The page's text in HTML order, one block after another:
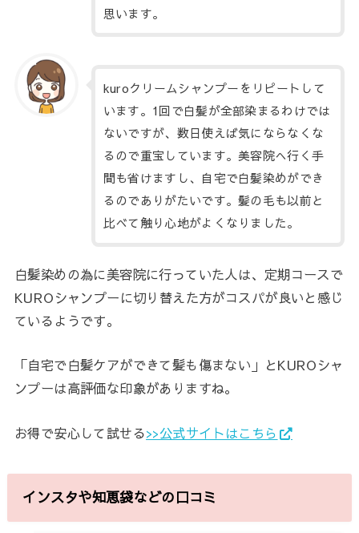
思います。
kuroクリームシャンプーをリピートして
います。1回で白髪が全部染まるわけでは
ないですが、数日使えば気にならなくな
るので重宝しています。美容院へ行く手
間も省けますし、自宅で白髪染めができ
るのでありがたいです。髪の毛も以前と
比べて触り心地がよくなりました。
白髪染めの為に美容院に行っていた人は、定期コースで
KUROシャンプーに切り替えた方がコスパが良いと感じ
ているようです。
「自宅で白髪ケアができて髪も傷まない」とKUROシャ
ンプーは高評価な印象がありますね。
お得で安心して試せる>>公式サイトはこちら
インスタや知恵袋などの口コミ